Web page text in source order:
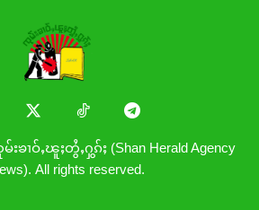
းၶၢဝ်ႇၽူႈတွႆႇႁွၵ်ႈ (Shan Herald Agency
All rights reserved.